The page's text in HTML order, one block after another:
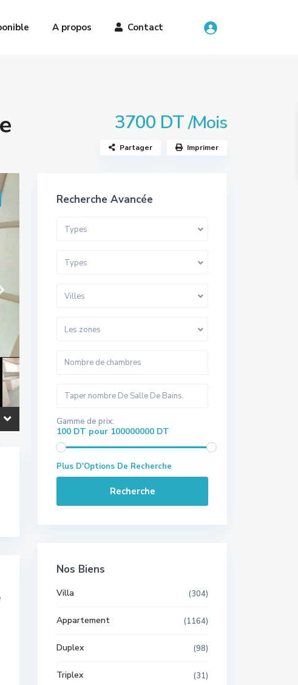
A propos Contact
3700 DT/Mois
Partager Imprimer
Recherche Avancée
Types
Types
Villes
Les zones
Gamme de prix:
100 DT pour 100000000 DT
Plus D'Options De Recherche
Recherche
Nos Biens
Villa (304)
Appartement (1164)
Duplex (98)
Triplex (31)